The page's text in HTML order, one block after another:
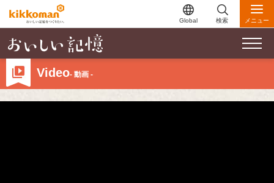
Global 検索 メニュー
Video- 動画 -